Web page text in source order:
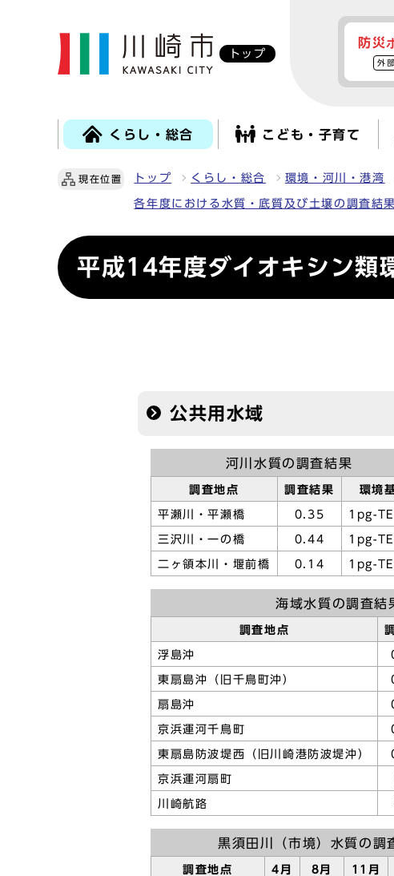
トップ
防災
外
くらし・総合 こども・子育て
現在位置 トップ くらし・総合 環境・河川・港湾
各年度における水質・底質及び土壌の調査結果
平成14年度ダイオキシン類
公共用水域
河川水質の調査結果
調査地点 調査結果 環境
平瀬川・平瀬橋 0.35 1pg-
三沢川・一の橋 0.44 1pg-
二ヶ領本川・堰前橋 0.14 1pg-
海域水質の調査結
調査地点
浮島沖
東扇島沖（旧千鳥町沖）
扇島沖
京浜運河千鳥町
東扇島防波堤西（旧川崎港防波堤沖）
京浜運河扇町
川崎航路
黒須田川（市境）水質の調
調査地点 4月 8月 11月